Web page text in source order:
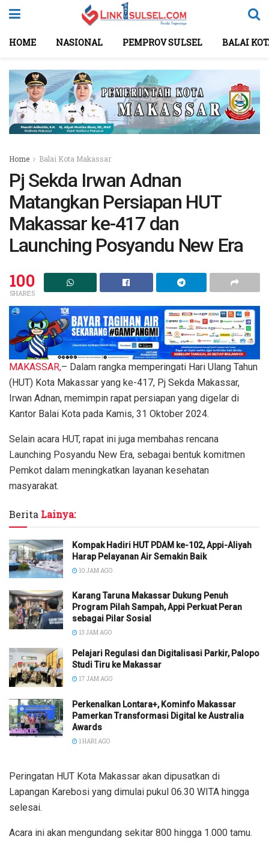
HOME NASIONAL PEMPROV SULSEL BALAI
Home Balai Kota Makassar
Pj Sekda Irwan Adnan
Matangkan Persiapan HUT
Makassar ke-417 dan
Launching Posyandu New Era
100
SHARES
MAKASSAR,– Dalam rangka memperingati Hari Ulang Tahun
(HUT) Kota Makassar yang ke-417, Pj Sekda Makassar,
Irwan Adnan, memimpin rapat persiapan yang digelar di
Kantor Balai Kota pada Kamis, 31 Oktober 2024.
Selain acara HUT, rapat ini juga membahas rencana
Launching Posyandu New Era, sebagai bentuk komitmen
Pemkot dalam meningkatkan layanan kesehatan
masyarakat.
Berita Lainya:
Kompak Hadiri HUT PDAM ke-102, Appi-Aliyah
Harap Pelayanan Air Semakin Baik
10 JAM AGO
Karang Taruna Makassar Dukung Penuh
Program Pilah Sampah, Appi Perkuat Peran
sebagai Pilar Sosial
13 JAM AGO
Pelajari Regulasi dan Digitalisasi Parkir, Palopo
Studi Tiru ke Makassar
17 JAM AGO
Perkenalkan Lontara+, Kominfo Makassar
Pamerkan Transformasi Digital ke Australia
Awards
1 HARI AGO
Peringatan HUT Kota Makassar akan dipusatkan di
Lapangan Karebosi yang dimulai pukul 06.30 WITA hingga
selesai.
Acara ini akan mengundang sekitar 800 hingga 1.000 tamu.